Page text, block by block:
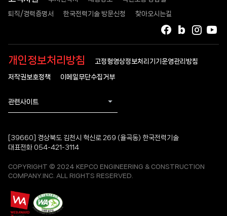
퇴직/경력증명서 한국전력기술 방문신청 찾아오시는길
인스
블로그
페이스북
개인정보처리방침 고정형영상정보처리기기운영관리방침
저작권보호정책 이메일무단수집거부
관련사이트
[39660] 경상북도 김천시 혁신로 269 (율곡동) 한국전력기술
대표전화 054-421-3114
COPYRIGHT © 2024 KEPCO ENGINEERING & CONSTRUCTION
COMPANY.INC. ALL RIGHTS RESERVED.